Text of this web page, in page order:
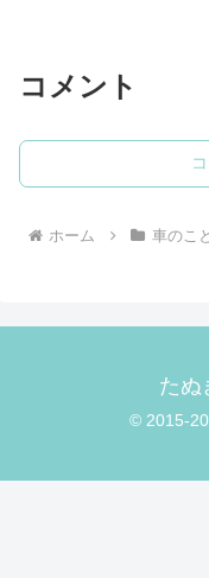
コメント
ホーム 車のこと
たぬ
© 2015-